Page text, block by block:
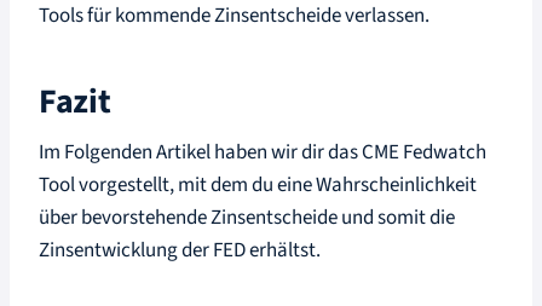
Tools für kommende Zinsentscheide verlassen.
Fazit
Im Folgenden Artikel haben wir dir das CME Fedwatch
Tool vorgestellt, mit dem du eine Wahrscheinlichkeit
über bevorstehende Zinsentscheide und somit die
Zinsentwicklung der FED erhältst.